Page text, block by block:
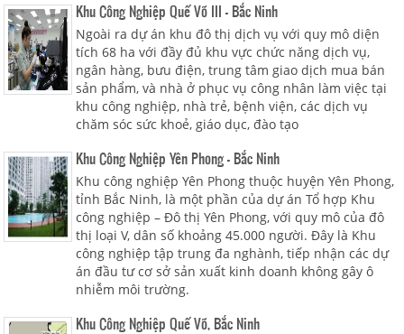
Khu Công Nghiệp Quế Võ III - Bắc Ninh
Ngoài ra dự án khu đô thị dịch vụ với quy mô diện
tích 68 ha với đầy đủ khu vực chức năng dịch vụ,
ngân hàng, bưu điện, trung tâm giao dịch mua bán
sản phẩm, và nhà ở phục vụ công nhân làm việc tại
khu công nghiệp, nhà trẻ, bệnh viện, các dịch vụ
chăm sóc sức khoẻ, giáo dục, đào tạo
Khu Công Nghiệp Yên Phong - Bắc Ninh
Khu công nghiệp Yên Phong thuộc huyện Yên Phong,
tỉnh Bắc Ninh, là một phần của dự án Tổ hợp Khu
công nghiệp – Đô thị Yên Phong, với quy mô của đô
thị loại V, dân số khoảng 45.000 người. Đây là Khu
công nghiệp tập trung đa nghành, tiếp nhận các dự
án đầu tư cơ sở sản xuất kinh doanh không gây ô
nhiễm môi trường.
Khu Công Nghiệp Quế Võ, Bắc Ninh